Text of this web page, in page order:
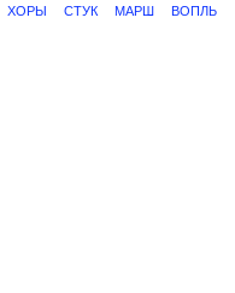
ХОРЫ СТУК МАРШ ВОПЛЬ